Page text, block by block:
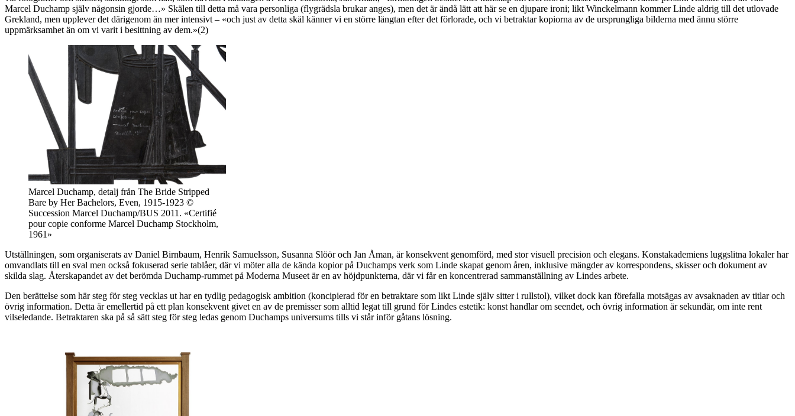
Marcel Duchamp själv någonsin gjorde…» Skälen till detta må vara personliga (flygrädsla brukar anges), men det är ändå lätt att här se en djupare ironi; likt Winckelmann kommer Linde aldrig till det utlovade
Grekland, men upplever det därigenom än mer intensivt – «och just av detta skäl känner vi en större längtan efter det förlorade, och vi betraktar kopiorna av de ursprungliga bilderna med ännu större
uppmärksamhet än om vi varit i besittning av dem.»(2)
Marcel Duchamp, detalj från The Bride Stripped
Bare by Her Bachelors, Even, 1915-1923 ©
Succession Marcel Duchamp/BUS 2011. «Certifié
pour copie conforme Marcel Duchamp Stockholm,
1961»
Utställningen, som organiserats av Daniel Birnbaum, Henrik Samuelsson, Susanna Slöör och Jan Åman, är konsekvent genomförd, med stor visuell precision och elegans. Konstakademiens luggslitna lokaler har
omvandlats till en sval men också fokuserad serie tablåer, där vi möter alla de kända kopior på Duchamps verk som Linde skapat genom åren, inklusive mängder av korrespondens, skisser och dokument av
skilda slag. Återskapandet av det berömda Duchamp-rummet på Moderna Museet är en av höjdpunkterna, där vi får en koncentrerad sammanställning av Lindes arbete.
Den berättelse som här steg för steg vecklas ut har en tydlig pedagogisk ambition (koncipierad för en betraktare som likt Linde själv sitter i rullstol), vilket dock kan förefalla motsägas av avsaknaden av titlar och
övrig information. Detta är emellertid på ett plan konsekvent givet en av de premisser som alltid legat till grund för Lindes estetik: konst handlar om seendet, och övrig information är sekundär, om inte rent
vilseledande. Betraktaren ska på så sätt steg för steg ledas genom Duchamps universums tills vi står inför gåtans lösning.